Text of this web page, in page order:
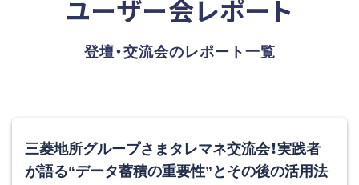
ユーザー会レポート
登壇・交流会のレポート一覧
三菱地所グループさまタレマネ交流会！実践者
が語る“データ蓄積の重要性”とその後の活用法